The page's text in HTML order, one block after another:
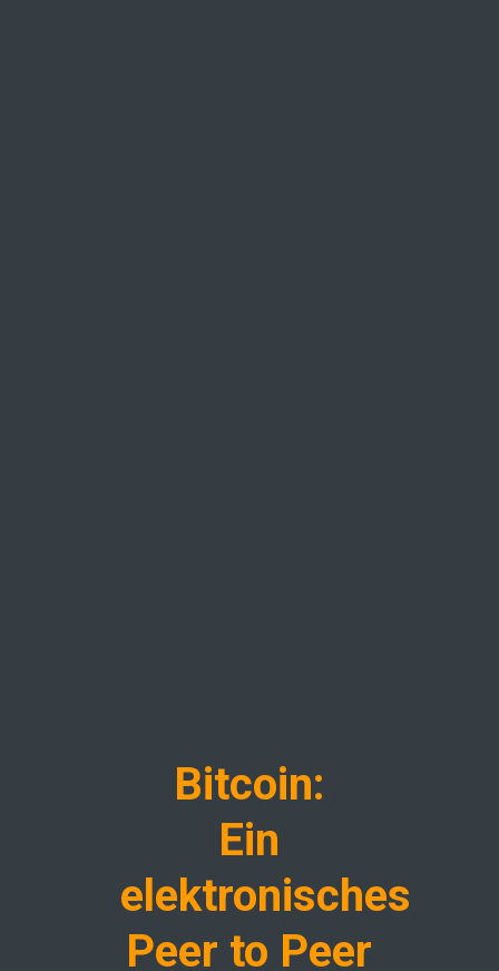
Bitcoin:
Ein
elektronisches
Peer to Peer